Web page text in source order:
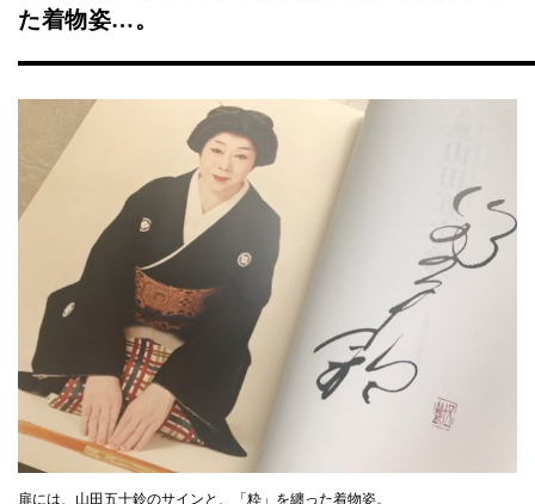
た着物姿…。
扉には、山田五十鈴のサインと、「粋」を纏った着物姿。